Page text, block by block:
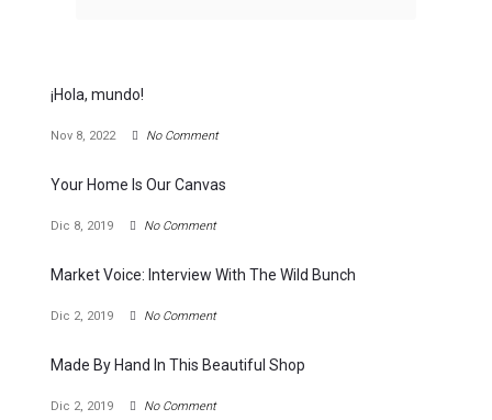
¡Hola, mundo!
Nov 8, 2022 No Comment
Your Home Is Our Canvas
Dic 8, 2019 No Comment
Market Voice: Interview With The Wild Bunch
Dic 2, 2019 No Comment
Made By Hand In This Beautiful Shop
Dic 2, 2019 No Comment